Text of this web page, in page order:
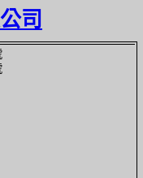
司